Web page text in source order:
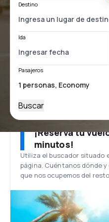
Destino
Ida
Pasajeros
Buscar
¡Reserva tu
minutos!
Utiliza el buscador situado
página. Cuéntanos dónde
que nos ocupemos del